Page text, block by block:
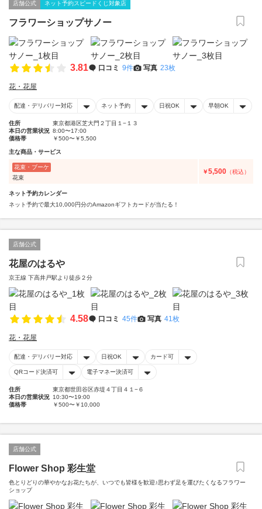
店舗公式 ネット予約スピードくじ対象店
フラワーショップサノー
3.81 口コミ 9件 写真 23枚
花・花屋
配達・デリバリー対応 ネット予約 日祝OK 早朝OK
住所
東京都港区芝大門２丁目１−１３
本日の営業状況 8:00〜17:00
価格帯
￥500〜￥5,500
主な商品・サービス
花束・ブーケ
花束
￥5,500 （税込）
ネット予約カレンダー
ネット予約で最大10,000円分のAmazonギフトカードが当たる！
店舗公式
花屋のはるや
京王線 下高井戸駅より徒歩２分
4.58 口コミ 45件 写真 41枚
花・花屋
配達・デリバリー対応 日祝OK カード可
QRコード決済可 電子マネー決済可
住所
東京都世田谷区赤堤４丁目４１−６
本日の営業状況 10:30〜19:00
価格帯
￥500〜￥10,000
店舗公式
Flower Shop 彩生堂
色とりどりの華やかなお花たちが、いつでも皆様を歓迎♪思わず足を運びたくなるフラワー
ショップ